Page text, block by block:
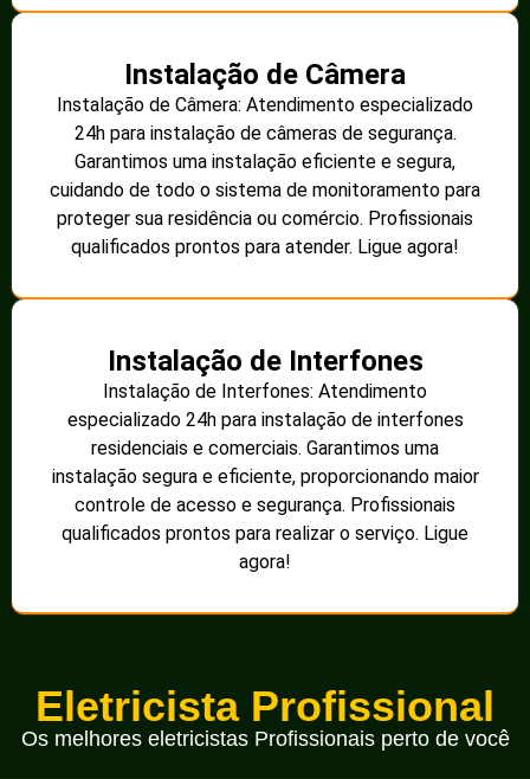
Instalação de Câmera
Instalação de Câmera: Atendimento especializado
24h para instalação de câmeras de segurança.
Garantimos uma instalação eficiente e segura,
cuidando de todo o sistema de monitoramento para
proteger sua residência ou comércio. Profissionais
qualificados prontos para atender. Ligue agora!
Instalação de Interfones
Instalação de Interfones: Atendimento
especializado 24h para instalação de interfones
residenciais e comerciais. Garantimos uma
instalação segura e eficiente, proporcionando maior
controle de acesso e segurança. Profissionais
qualificados prontos para realizar o serviço. Ligue
agora!
Eletricista Profissional
Os melhores eletricistas Profissionais perto de você